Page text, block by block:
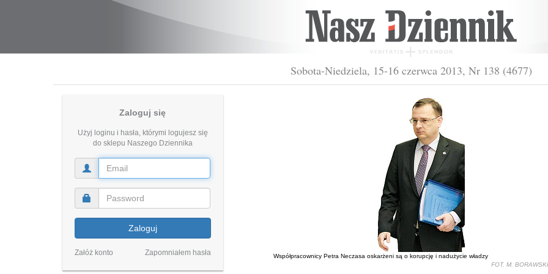
Sobota-Niedziela, 15-16 czerwca 2013, Nr 138 (4677)
Zaloguj się
Użyj loginu i hasła, którymi logujesz się
do sklepu Naszego Dziennika
Zaloguj
Załóż konto Zapomniałem hasła
Współpracownicy Petra Neczasa oskarżeni są o korupcję i nadużycie władzy
FOT. M. BORAWSKI